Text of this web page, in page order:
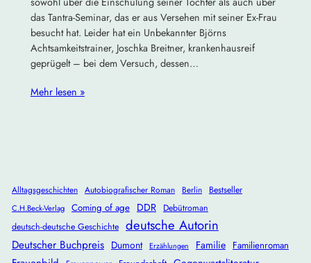
das Tantra-Seminar, das er aus Versehen mit seiner Ex-Frau
besucht hat. Leider hat ein Unbekannter Björns
Achtsamkeitstrainer, Joschka Breitner, krankenhausreif
geprügelt – bei dem Versuch, dessen…
Mehr lesen »
Alltagsgeschichten Autobiografischer Roman Berlin Bestseller
C.H.Beck-Verlag Coming of age DDR
Debütroman
deutsch-deutsche Geschichte deutsche Autorin
Deutscher Buchpreis Dumont Erzählungen Familie Familienroman